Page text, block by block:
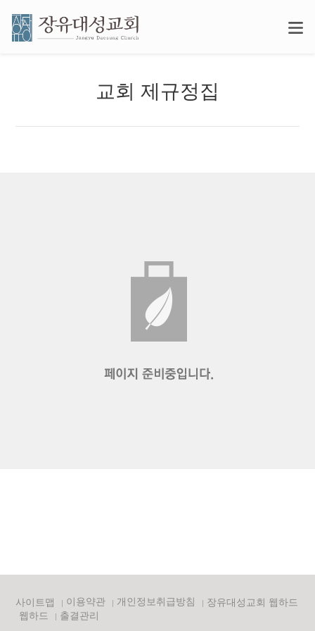
교회 제규정집
사이트맵 이용약관 개인정보취급방침
장유대성교회 웹하드
웹하드
출결관리